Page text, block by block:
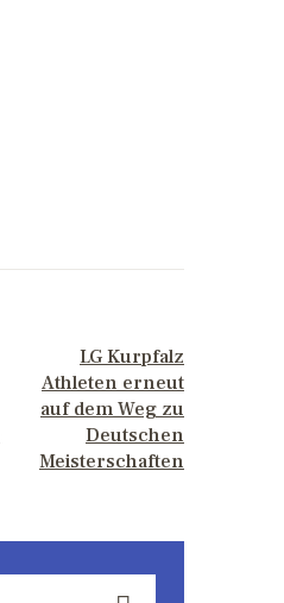
LG Kurpfalz
Athleten erneut
auf dem Weg zu
Deutschen
Meisterschaften